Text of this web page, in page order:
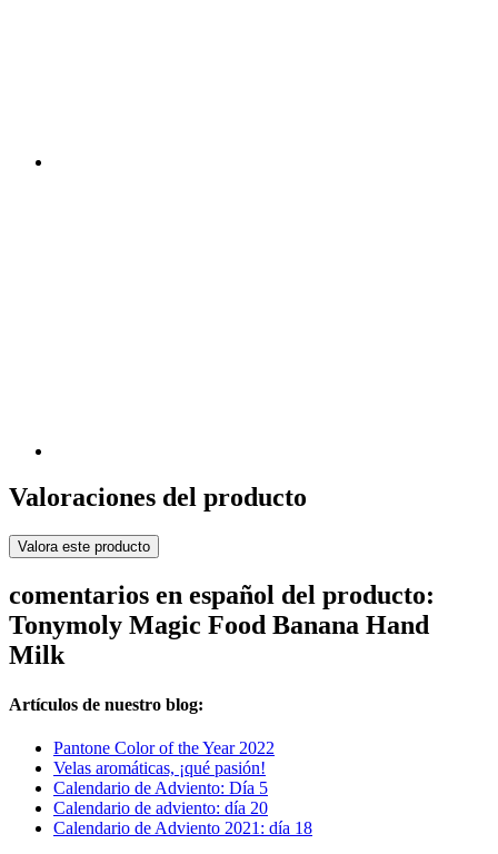
Valoraciones del producto
Valora este producto
comentarios en español del producto:
Tonymoly Magic Food Banana Hand
Milk
Artículos de nuestro blog:
Pantone Color of the Year 2022
Velas aromáticas, ¡qué pasión!
Calendario de Adviento: Día 5
Calendario de adviento: día 20
Calendario de Adviento 2021: día 18